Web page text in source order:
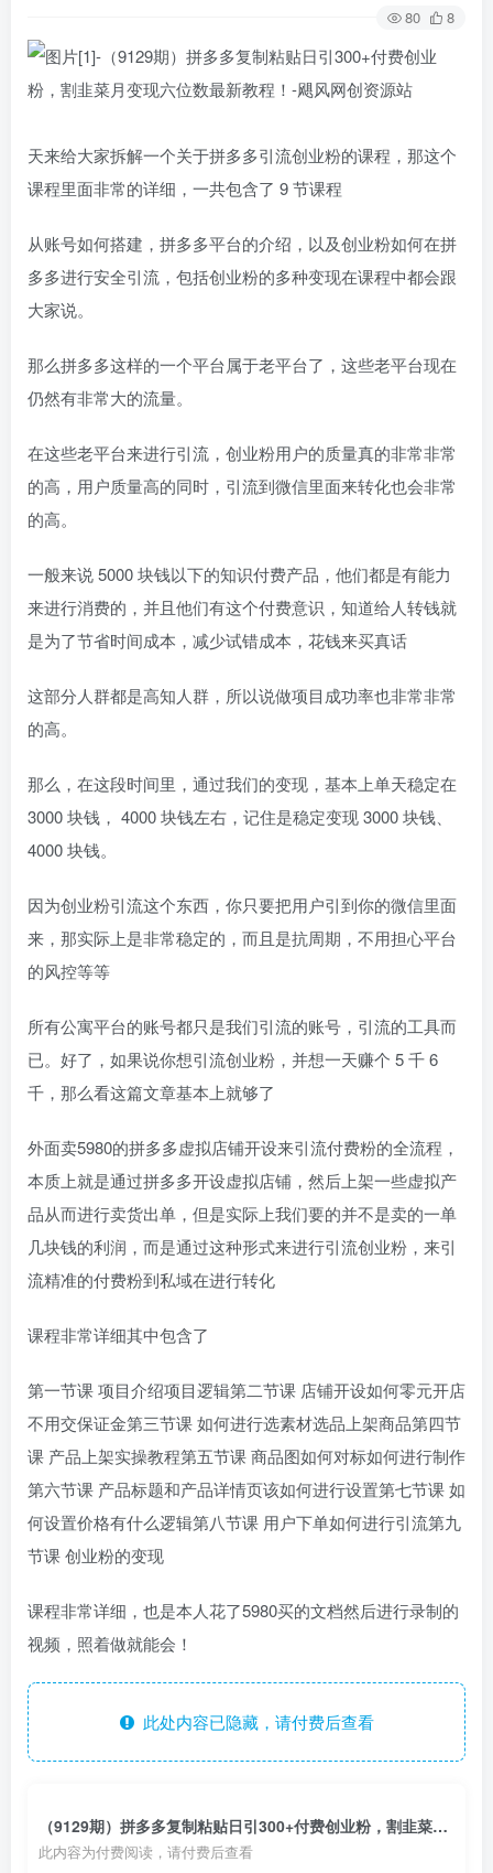
80 8
天来给大家拆解一个关于拼多多引流创业粉的课程，那这个
课程里面非常的详细，一共包含了 9 节课程
从账号如何搭建，拼多多平台的介绍，以及创业粉如何在拼
多多进行安全引流，包括创业粉的多种变现在课程中都会跟
大家说。
那么拼多多这样的一个平台属于老平台了，这些老平台现在
仍然有非常大的流量。
在这些老平台来进行引流，创业粉用户的质量真的非常非常
的高，用户质量高的同时，引流到微信里面来转化也会非常
的高。
一般来说 5000 块钱以下的知识付费产品，他们都是有能力
来进行消费的，并且他们有这个付费意识，知道给人转钱就
是为了节省时间成本，减少试错成本，花钱来买真话
这部分人群都是高知人群，所以说做项目成功率也非常非常
的高。
那么，在这段时间里，通过我们的变现，基本上单天稳定在
3000 块钱， 4000 块钱左右，记住是稳定变现 3000 块钱、
4000 块钱。
因为创业粉引流这个东西，你只要把用户引到你的微信里面
来，那实际上是非常稳定的，而且是抗周期，不用担心平台
的风控等等
所有公寓平台的账号都只是我们引流的账号，引流的工具而
已。好了，如果说你想引流创业粉，并想一天赚个 5 千 6
千，那么看这篇文章基本上就够了
外面卖5980的拼多多虚拟店铺开设来引流付费粉的全流程，
本质上就是通过拼多多开设虚拟店铺，然后上架一些虚拟产
品从而进行卖货出单，但是实际上我们要的并不是卖的一单
几块钱的利润，而是通过这种形式来进行引流创业粉，来引
流精准的付费粉到私域在进行转化
课程非常详细其中包含了
第一节课 项目介绍项目逻辑第二节课 店铺开设如何零元开店
不用交保证金第三节课 如何进行选素材选品上架商品第四节
课 产品上架实操教程第五节课 商品图如何对标如何进行制作
第六节课 产品标题和产品详情页该如何进行设置第七节课 如
何设置价格有什么逻辑第八节课 用户下单如何进行引流第九
节课 创业粉的变现
课程非常详细，也是本人花了5980买的文档然后进行录制的
视频，照着做就能会！
此处内容已隐藏，请付费后查看
（9129期）拼多多复制粘贴日引300+付费创业粉，割韭菜月变现六位数最新教程！
此内容为付费阅读，请付费后查看